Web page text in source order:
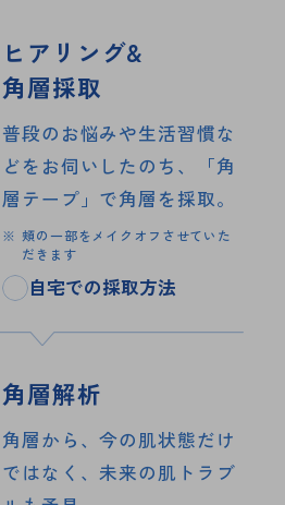
ヒアリング&
角層採取
普段のお悩みや生活習慣な
どを お伺いしたのち、「角
層テープ」で角層を採取。
※ 頬の一部をメイクオフさせていた
だきます
自宅での採取方法
角層解析
角層から、今の肌状態だけ
ではなく、未来の肌トラブ